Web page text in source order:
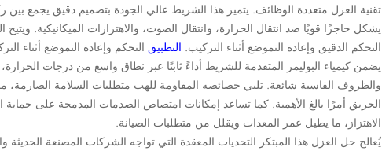
يشكل حاجزًا قويًا ضد انتقال الحرارة، وانتقال الصوت، والاهتزازات الميكانيكية.
التحكم الدقيق وإعادة التموضع أثناء التركيب. التطبيق التحكم وإعادة التموضع أثناء
يضمن كيمياء البوليمر المتقدمة للشريط أداءً ثابتًا عبر نطاق واسع من درجات
والظروف القاسية شائعة. تلبي خصائصه المقاومة للهب متطلبات السلامة الصارمة،
الحريق أمرًا بالغ الأهمية. كما تساعد إمكانات امتصاص الصدمات المدمجة على حماية
الاهتزاز، ما يطيل عمر المعدات ويقلل من متطلبات الصيانة.
يُعالج حل العزل هذا المبتكر التحديات المعقدة التي تواجه الشركات المصنعة